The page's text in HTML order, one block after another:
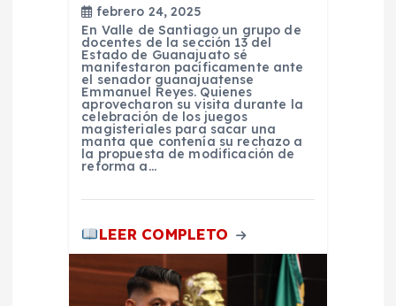
febrero 24, 2025
En Valle de Santiago un grupo de
docentes de la sección 13 del
Estado de Guanajuato sé
manifestaron pacíficamente ante
el senador guanajuatense
Emmanuel Reyes. Quienes
aprovecharon su visita durante la
celebración de los juegos
magisteriales para sacar una
manta que contenía su rechazo a
la propuesta de modificación de
reforma a…
LEER COMPLETO